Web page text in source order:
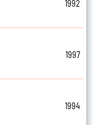
1992
1997
1994